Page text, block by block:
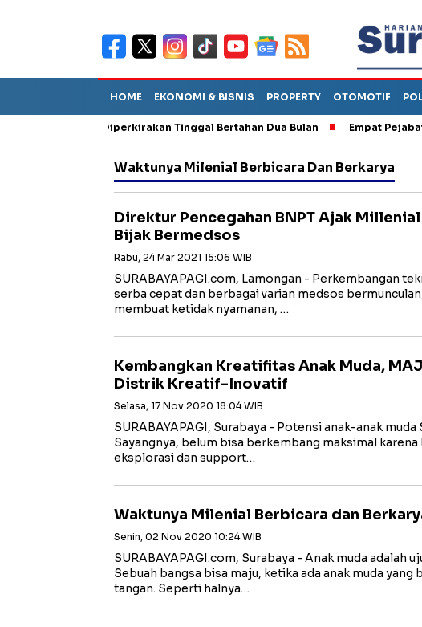
HOME EKONOMI & BISNIS PROPERTY OTOMOTIF
Sebut TPA Diperkirakan Tinggal Bertahan Dua Bulan Empat Pejabat
Waktunya Milenial Berbicara Dan Berkarya
Direktur Pencegahan BNPT Ajak
Bijak Bermedsos
Rabu, 24 Mar 2021 15:06 WIB
SURABAYAPAGI.com, Lamongan - Perkembangan
serba cepat dan berbagai varian medsos
membuat ketidak nyamanan, …
Kembangkan Kreatifitas Anak Muda,
Distrik Kreatif-Inovatif
Selasa, 17 Nov 2020 18:04 WIB
SURABAYAPAGI, Surabaya - Potensi anak-anak muda
Sayangnya, belum bisa berkembang maksimal
eksplorasi dan support…
Waktunya Milenial Berbicara dan
Senin, 02 Nov 2020 10:24 WIB
SURABAYAPAGI.com, Surabaya - Anak muda adalah
Sebuah bangsa bisa maju, ketika ada anak muda yang
tangan. Seperti halnya…